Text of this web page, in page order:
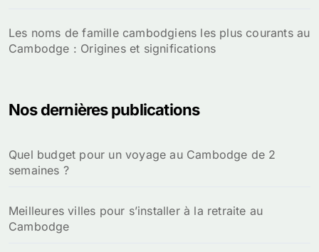
Les noms de famille cambodgiens les plus courants au
Cambodge : Origines et significations
Nos dernières publications
Quel budget pour un voyage au Cambodge de 2
semaines ?
Meilleures villes pour s’installer à la retraite au
Cambodge